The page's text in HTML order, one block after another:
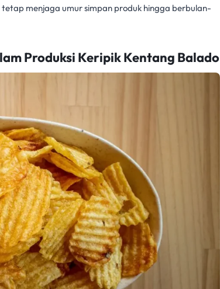
menjaga umur simpan produk hingga berbulan-
Produksi Keripik Kentang Balado